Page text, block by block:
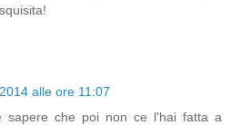
alle ore 11:07
sapere che poi non ce l'hai fatta a